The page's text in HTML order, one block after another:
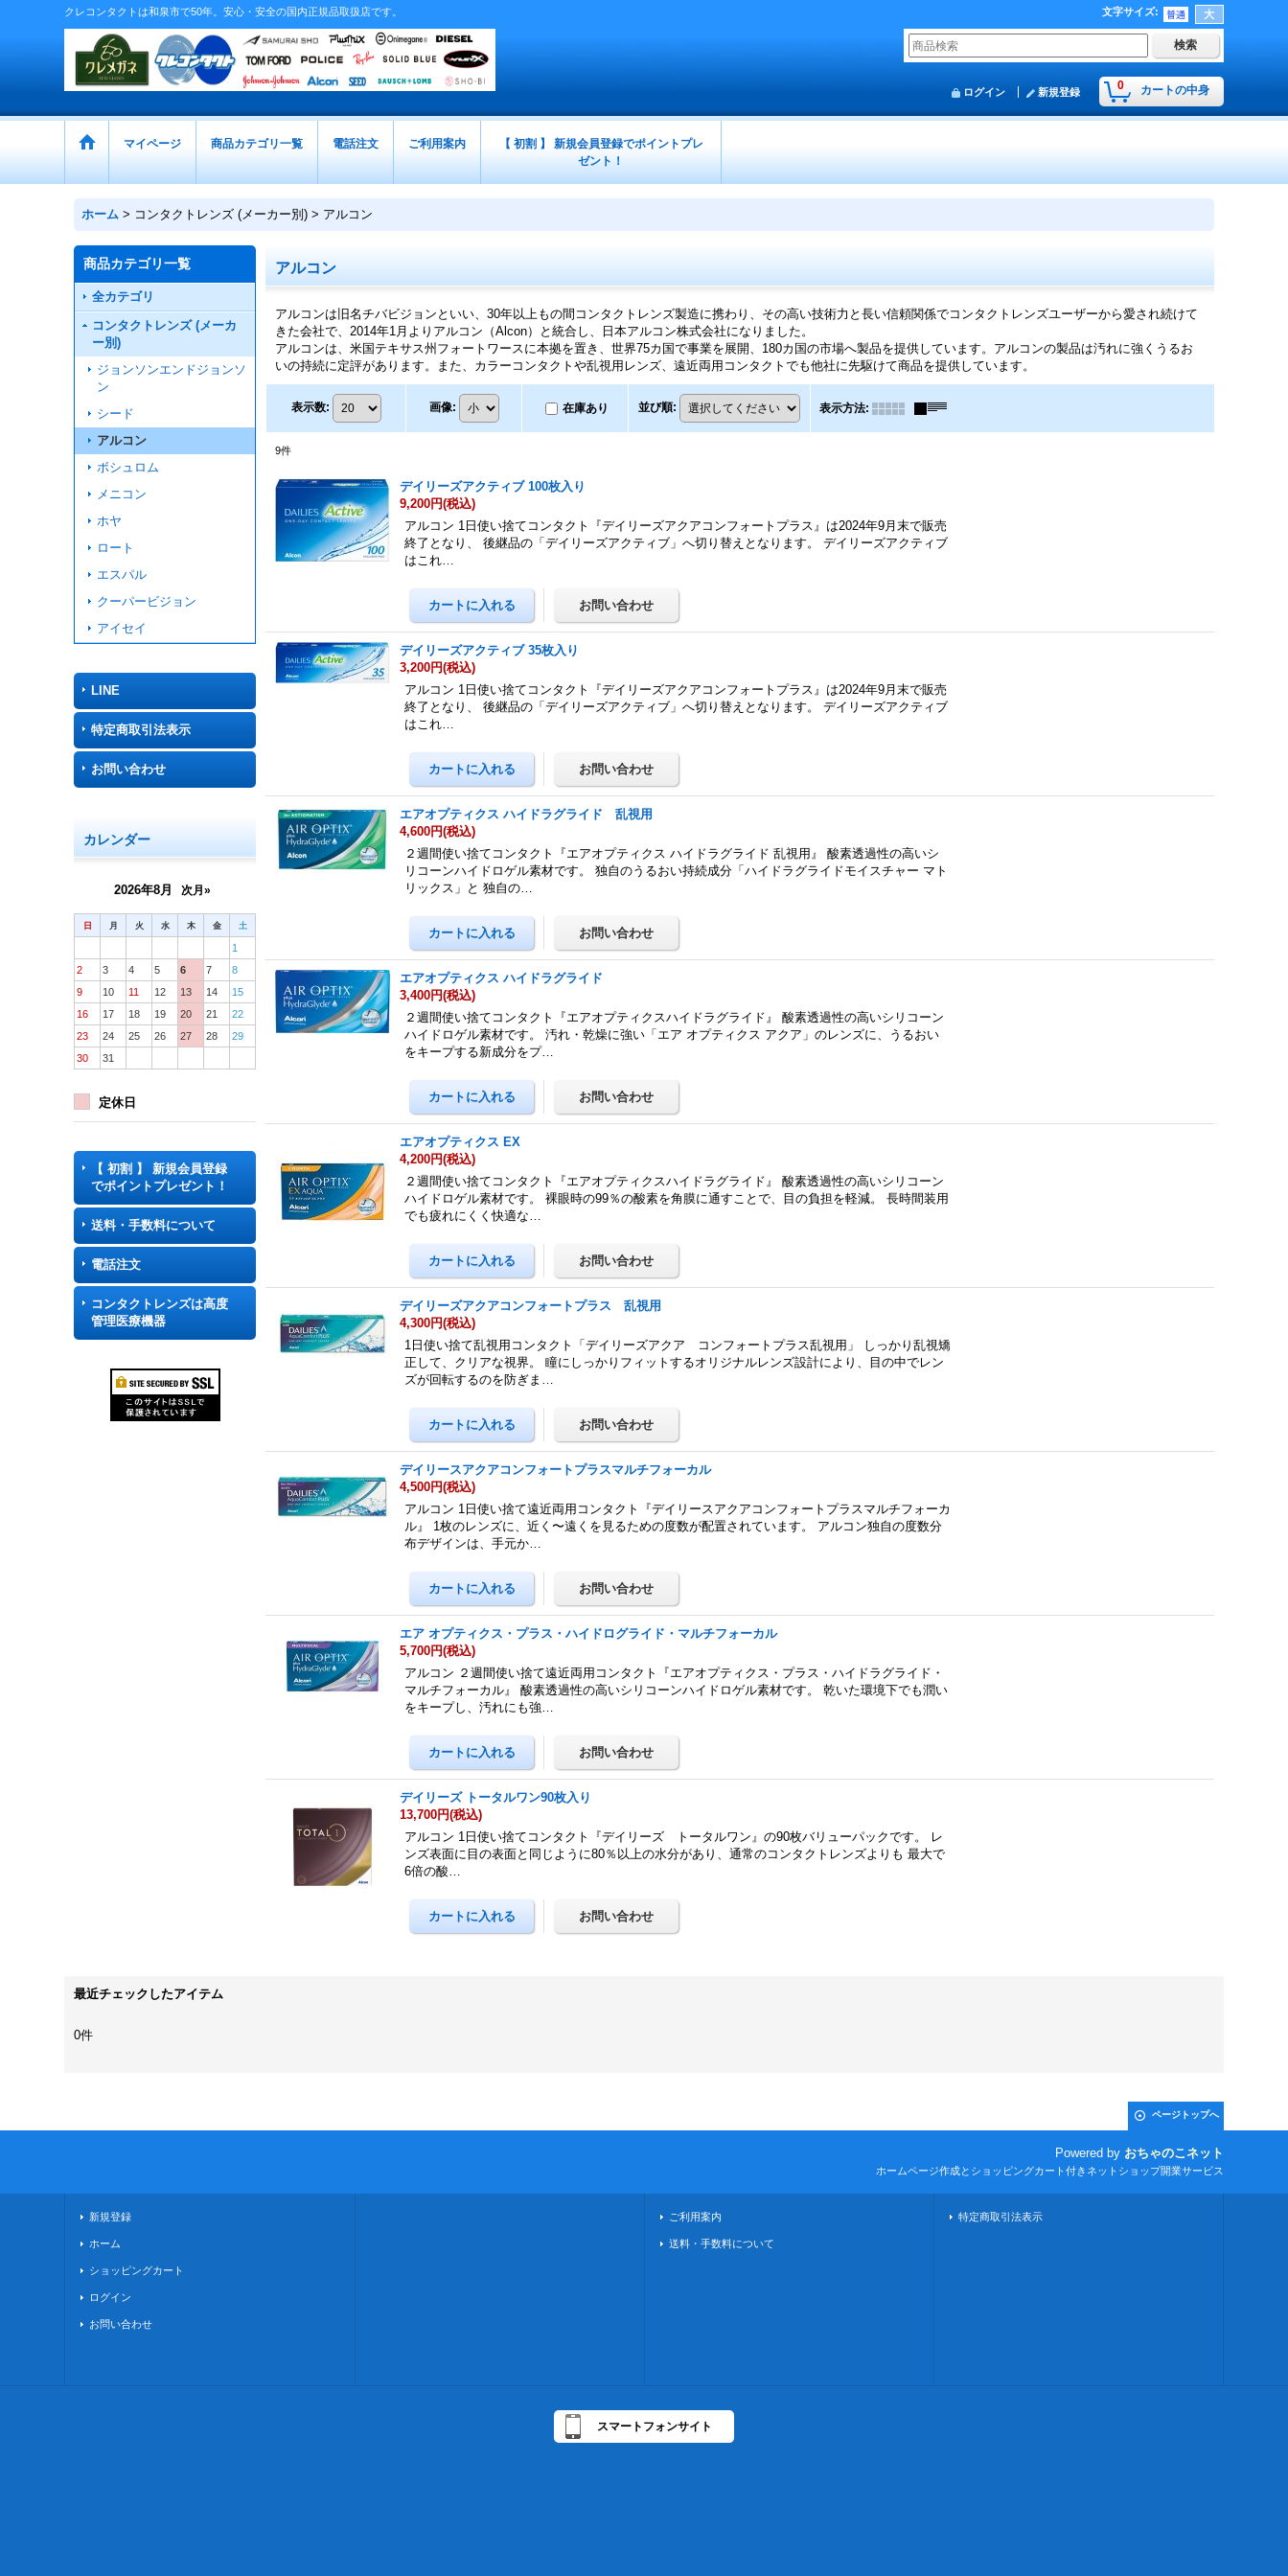
クレコンタクトは和泉市で50年。安心・安全の国内正規品取扱店です。 文字サイズ:
0 カートの中身
ログイン 新規登録
マイページ 商品カテゴリ一覧 電話注文 ご利用案内
【 初割 】 新規会員登録でポイントプレ
ゼント！
ホーム > コンタクトレンズ (メーカー別) > アルコン
商品カテゴリ一覧
全カテゴリ
コンタクトレンズ (メーカ
ー別)
ジョンソンエンドジョンソ
ン
シード
アルコン
ボシュロム
メニコン
ホヤ
ロート
エスパル
クーパービジョン
アイセイ
LINE
特定商取引法表示
お問い合わせ
カレンダー
2026年8月 次月»
日 月 火 水 木 金 土
1
2
3 4 5 6 7
8
9
10 11 12 13 14
15
16
17 18 19 20 21
22
23
24 25 26 27 28
29
30
31
定休日
【 初割 】 新規会員登録
でポイントプレゼント！
送料・手数料について
電話注文
コンタクトレンズは高度
管理医療機器
アルコン
アルコンは旧名チバビジョンといい、30年以上もの間コンタクトレンズ製造に携わり、その高い技術力と長い信頼関係でコンタクトレンズユーザーから愛され続けて
きた会社で、2014年1月よりアルコン（Alcon）と統合し、日本アルコン株式会社になりました。
アルコンは、米国テキサス州フォートワースに本拠を置き、世界75カ国で事業を展開、180カ国の市場へ製品を提供しています。アルコンの製品は汚れに強くうるお
いの持続に定評があります。また、カラーコンタクトや乱視用レンズ、遠近両用コンタクトでも他社に先駆けて商品を提供しています。
表示数: 画像: 在庫あり 並び順: 表示方法:
9件
デイリーズアクティブ 100枚入り
9,200円(税込)
アルコン 1日使い捨てコンタクト『デイリーズアクアコンフォートプラス』は2024年9月末で販売
終了となり、 後継品の「デイリーズアクティブ」へ切り替えとなります。 デイリーズアクティブ
はこれ…
デイリーズアクティブ 35枚入り
3,200円(税込)
アルコン 1日使い捨てコンタクト『デイリーズアクアコンフォートプラス』は2024年9月末で販売
終了となり、 後継品の「デイリーズアクティブ」へ切り替えとなります。 デイリーズアクティブ
はこれ…
エアオプティクス ハイドラグライド 乱視用
4,600円(税込)
２週間使い捨てコンタクト『エアオプティクス ハイドラグライド 乱視用』 酸素透過性の高いシ
リコーンハイドロゲル素材です。 独自のうるおい持続成分「ハイドラグライドモイスチャー マト
リックス」と 独自の…
エアオプティクス ハイドラグライド
3,400円(税込)
２週間使い捨てコンタクト『エアオプティクスハイドラグライド』 酸素透過性の高いシリコーン
ハイドロゲル素材です。 汚れ・乾燥に強い「エア オプティクス アクア」のレンズに、うるおい
をキープする新成分をプ…
エアオプティクス EX
4,200円(税込)
２週間使い捨てコンタクト『エアオプティクスハイドラグライド』 酸素透過性の高いシリコーン
ハイドロゲル素材です。 裸眼時の99％の酸素を角膜に通すことで、目の負担を軽減。 長時間装用
でも疲れにくく快適な…
デイリーズアクアコンフォートプラス 乱視用
4,300円(税込)
1日使い捨て乱視用コンタクト「デイリーズアクア コンフォートプラス乱視用」 しっかり乱視矯
正して、クリアな視界。 瞳にしっかりフィットするオリジナルレンズ設計により、目の中でレン
ズが回転するのを防ぎま…
デイリースアクアコンフォートプラスマルチフォーカル
4,500円(税込)
アルコン 1日使い捨て遠近両用コンタクト『デイリースアクアコンフォートプラスマルチフォーカ
ル』 1枚のレンズに、近く〜遠くを見るための度数が配置されています。 アルコン独自の度数分
布デザインは、手元か…
エア オプティクス・プラス・ハイドログライド・マルチフォーカル
5,700円(税込)
アルコン ２週間使い捨て遠近両用コンタクト『エアオプティクス・プラス・ハイドラグライド・
マルチフォーカル』 酸素透過性の高いシリコーンハイドロゲル素材です。 乾いた環境下でも潤い
をキープし、汚れにも強…
デイリーズ トータルワン90枚入り
13,700円(税込)
アルコン 1日使い捨てコンタクト『デイリーズ トータルワン』の90枚バリューパックです。 レ
ンズ表面に目の表面と同じように80％以上の水分があり、通常のコンタクトレンズよりも 最大で
6倍の酸…
最近チェックしたアイテム
0件
ページトップへ
Powered by おちゃのこネット
ホームページ作成とショッピングカート付きネットショップ開業サービス
新規登録
ホーム
ショッピングカート
ログイン
お問い合わせ
ご利用案内
送料・手数料について
特定商取引法表示
スマートフォンサイト